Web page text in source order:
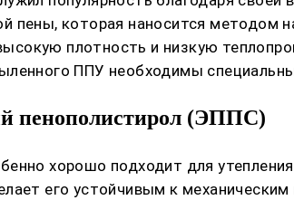
пены, которая наносится методом
плотность и низкую
ППУ необходимы
пенополистирол (ЭППС)
хорошо подходит для
его устойчивым к